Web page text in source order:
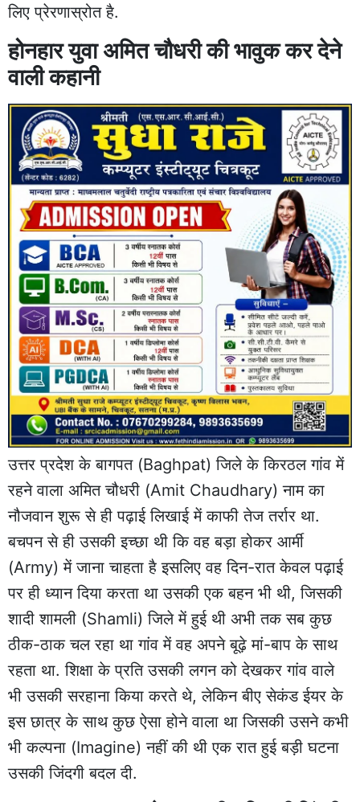
लिए प्रेरणास्रोत है.
होनहार युवा अमित चौधरी की भावुक कर देने
वाली कहानी
उत्तर प्रदेश के बागपत (Baghpat) जिले के किरठल गांव में
रहने वाला अमित चौधरी (Amit Chaudhary) नाम का
नौजवान शुरू से ही पढ़ाई लिखाई में काफी तेज तर्रार था.
बचपन से ही उसकी इच्छा थी कि वह बड़ा होकर आर्मी
(Army) में जाना चाहता है इसलिए वह दिन-रात केवल पढ़ाई
पर ही ध्यान दिया करता था उसकी एक बहन भी थी, जिसकी
शादी शामली (Shamli) जिले में हुई थी अभी तक सब कुछ
ठीक-ठाक चल रहा था गांव में वह अपने बूढ़े मां-बाप के साथ
रहता था. शिक्षा के प्रति उसकी लगन को देखकर गांव वाले
भी उसकी सरहाना किया करते थे, लेकिन बीए सेकंड ईयर के
इस छात्र के साथ कुछ ऐसा होने वाला था जिसकी उसने कभी
भी कल्पना (Imagine) नहीं की थी एक रात हुई बड़ी घटना
उसकी जिंदगी बदल दी.